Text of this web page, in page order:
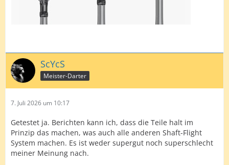
ScYcS
Meister-Darter
7. Juli 2026 um 10:17
Getestet ja. Berichten kann ich, dass die Teile halt im
Prinzip das machen, was auch alle anderen Shaft-Flight
System machen. Es ist weder supergut noch superschlecht
meiner Meinung nach.